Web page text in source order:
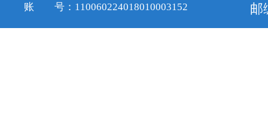
账 号：110060224018010003152
邮